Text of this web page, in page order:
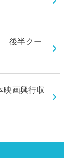
後半クー
画興行収